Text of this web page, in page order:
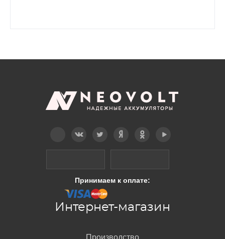
Принимаем к оплате:
Интернет-магазин
Производство